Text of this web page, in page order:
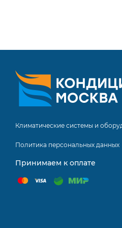
Климатические системы и
Политика персональных данных
Принимаем к оплате